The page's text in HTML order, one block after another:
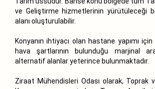
ve Geliştirme hizmetlerinin yürütüleceği
alanı oluşturulabilir.
Konyanın ihtiyacı olan hastane yapımı
hava şartlarının bulunduğu marjinal
alternatif alanlar yeterince bulunmaktadır.
Ziraat Mühendisleri Odası olarak, Toprak